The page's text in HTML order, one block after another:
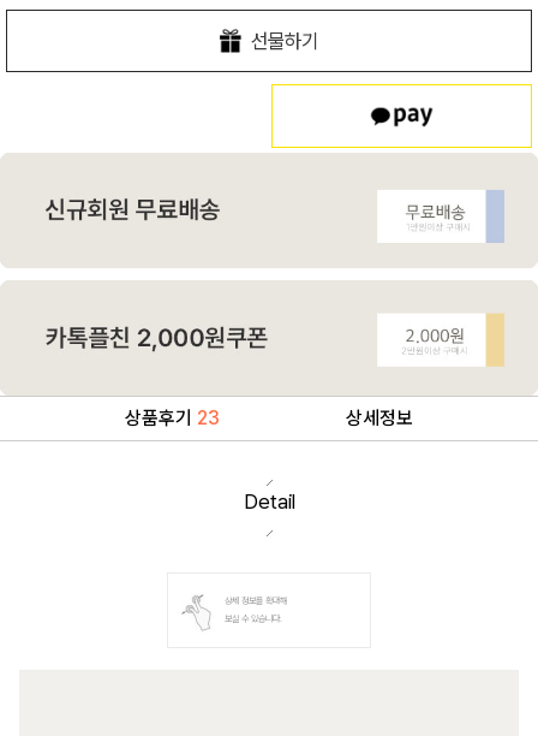
선물하기
상품후기 23 상세정보
Detail
상세 정보를 확대해
보실 수 있습니다.